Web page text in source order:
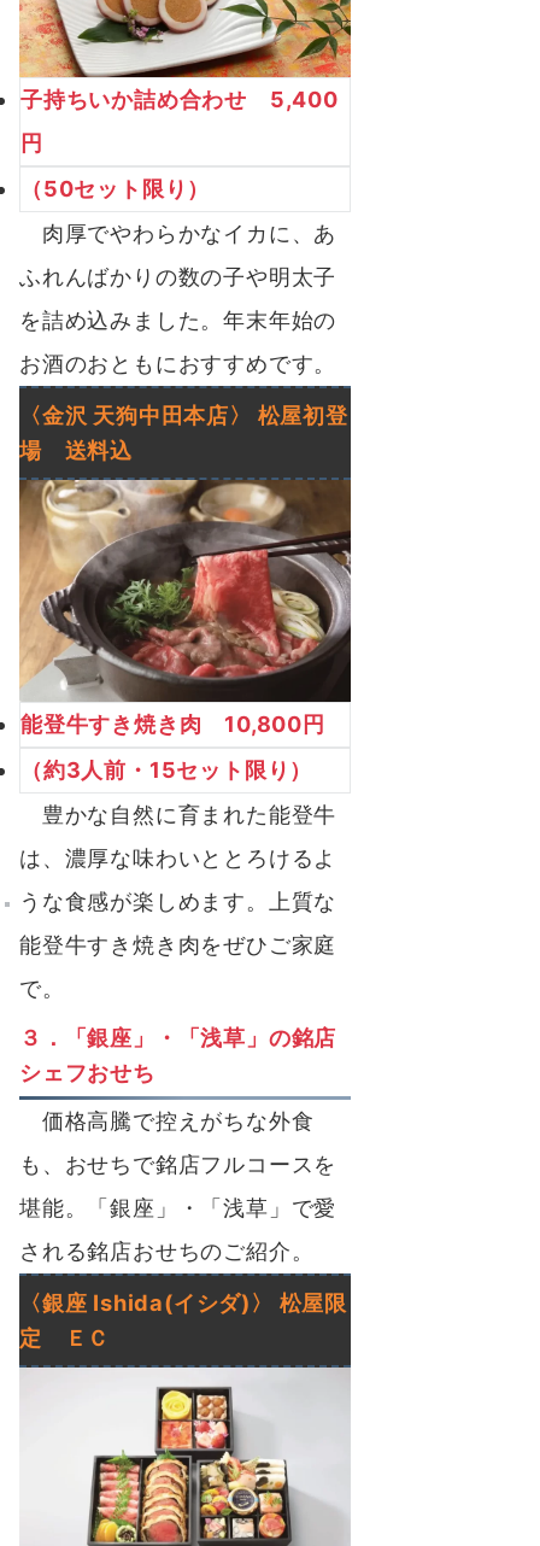
子持ちいか詰め合わせ 5,400
円
（50セット限り）
肉厚でやわらかなイカに、あ
ふれんばかりの数の子や明太子
を詰め込みました。年末年始の
お酒のおともにおすすめです。
〈金沢 天狗中田本店〉 松屋初登
場 送料込
能登牛すき焼き肉 10,800円
（約3人前・15セット限り）
豊かな自然に育まれた能登牛
は、濃厚な味わいととろけるよ
うな食感が楽しめます。上質な
能登牛すき焼き肉をぜひご家庭
で。
３．「銀座」・「浅草」の銘店
シェフおせち
価格高騰で控えがちな外食
も、おせちで銘店フルコースを
堪能。「銀座」・「浅草」で愛
される銘店おせちのご紹介。
〈銀座 Ishida(イシダ)〉
松屋限
定
ＥＣ